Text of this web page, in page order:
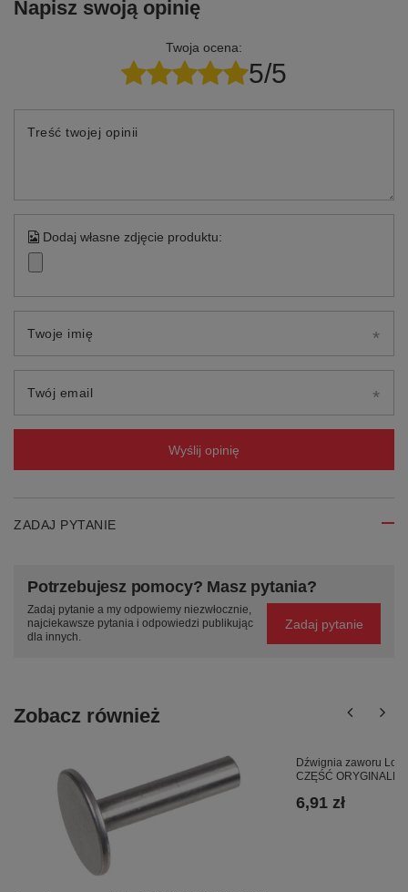
Napisz swoją opinię
Twoja ocena:
5/5
Treść twojej opinii
Dodaj własne zdjęcie produktu:
Twoje imię
Twój email
Wyślij opinię
ZADAJ PYTANIE
Potrzebujesz pomocy? Masz pytania?
Zadaj pytanie a my odpowiemy niezwłocznie,
najciekawsze pytania i odpowiedzi publikując
dla innych.
Zadaj pytanie
Zobacz również
Dźwignia zaworu
CZĘŚĆ
6,91 zł